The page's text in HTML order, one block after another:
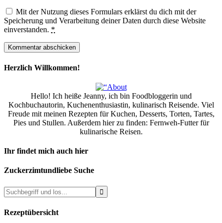
Mit der Nutzung dieses Formulars erklärst du dich mit der
Speicherung und Verarbeitung deiner Daten durch diese Website
einverstanden. *
Herzlich Willkommen!
Hello! Ich heiße Jeanny, ich bin Foodbloggerin und
Kochbuchautorin, Kuchenenthusiastin, kulinarisch Reisende. Viel
Freude mit meinen Rezepten für Kuchen, Desserts, Torten, Tartes,
Pies und Stullen. Außerdem hier zu finden: Fernweh-Futter für
kulinarische Reisen.
Ihr findet mich auch hier
Zuckerzimtundliebe Suche
Rezeptübersicht